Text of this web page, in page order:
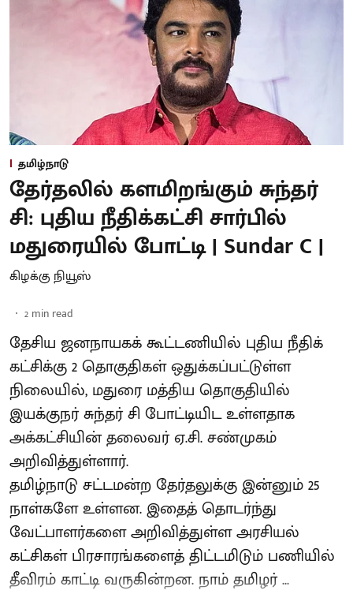
தமிழ்நாடு
தேர்தலில் களமிறங்கும் சுந்தர்
சி: புதிய நீதிக்கட்சி சார்பில்
மதுரையில் போட்டி | Sundar C |
கிழக்கு நியூஸ்
2 min read
தேசிய ஜனநாயகக் கூட்டணியில் புதிய நீதிக்
கட்சிக்கு 2 தொகுதிகள் ஒதுக்கப்பட்டுள்ள
நிலையில், மதுரை மத்திய தொகுதியில்
இயக்குநர் சுந்தர் சி போட்டியிட உள்ளதாக
அக்கட்சியின் தலைவர் ஏ.சி. சண்முகம்
அறிவித்துள்ளார்.
தமிழ்நாடு சட்டமன்ற தேர்தலுக்கு இன்னும் 25
நாள்களே உள்ளன. இதைத் தொடர்ந்து
வேட்பாளர்களை அறிவித்துள்ள அரசியல்
கட்சிகள் பிரசாரங்களைத் திட்டமிடும் பணியில்
தீவிரம் காட்டி வருகின்றன. நாம் தமிழர் ...